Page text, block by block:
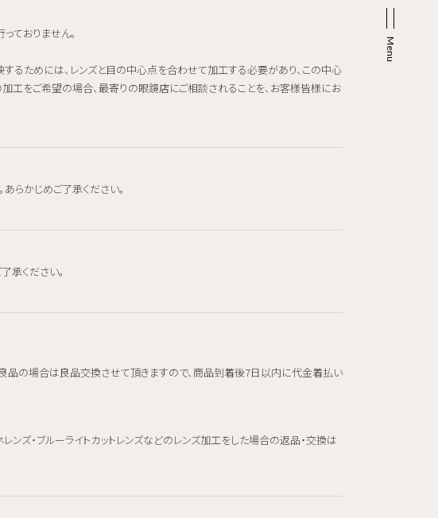
ておりません。
るためには、レンズと目の中心点を合わせて加工する必要があり、この中心
工をご希望の場合、最寄りの眼鏡店にご相談されることを、お客様皆様にお
らかじめご了承ください。
承ください。
品の場合は良品交換させて頂きますので、商品到着後7日以内に代金着払い
ズ・ブルーライトカットレンズなどのレンズ加工をした場合の返品・交換は